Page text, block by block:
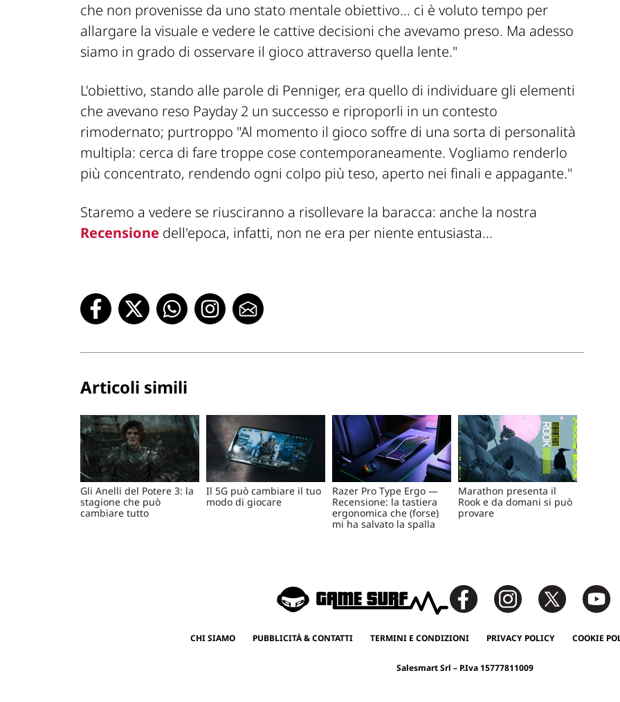
che non provenisse da uno stato mentale obiettivo... ci è voluto tempo per
allargare la visuale e vedere le cattive decisioni che avevamo preso. Ma adesso
siamo in grado di osservare il gioco attraverso quella lente."
L'obiettivo, stando alle parole di Penniger, era quello di individuare gli elementi
che avevano reso Payday 2 un successo e riproporli in un contesto
rimodernato; purtroppo "Al momento il gioco soffre di una sorta di personalità
multipla: cerca di fare troppe cose contemporaneamente. Vogliamo renderlo
più concentrato, rendendo ogni colpo più teso, aperto nei finali e appagante."
Staremo a vedere se riusciranno a risollevare la baracca: anche la nostra
Recensione dell'epoca, infatti, non ne era per niente entusiasta...
Articoli simili
Gli Anelli del Potere 3: la
stagione che può
cambiare tutto
Il 5G può cambiare il tuo
modo di giocare
Razer Pro Type Ergo —
Recensione: la tastiera
ergonomica che (forse)
mi ha salvato la spalla
Marathon presenta il
Rook e da domani si può
provare
CHI SIAMO PUBBLICITÀ & CONTATTI TERMINI E CONDIZIONI PRIVACY POLICY COOKIE
Salesmart Srl – P.Iva 15777811009